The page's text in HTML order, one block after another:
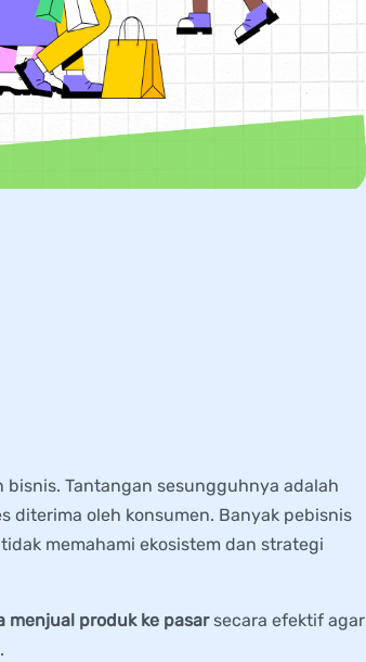
Tantangan sesungguhnya adalah
diterima oleh konsumen. Banyak pebisnis
memahami ekosistem dan strategi
menjual produk ke pasarsecara efektif agar